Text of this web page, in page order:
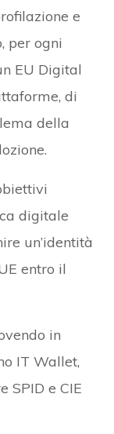
e
per ogni
EU Digital
di
della
digitale
un’identità
entro il
in
IT Wallet,
SPID e CIE